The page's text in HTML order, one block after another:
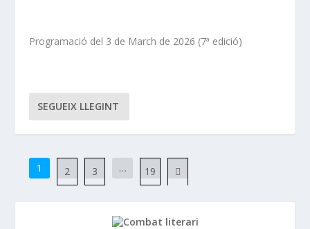
Programació del 3 de March de 2026 (7ª edició)
SEGUEIX LLEGINT
1 2 3 … 19